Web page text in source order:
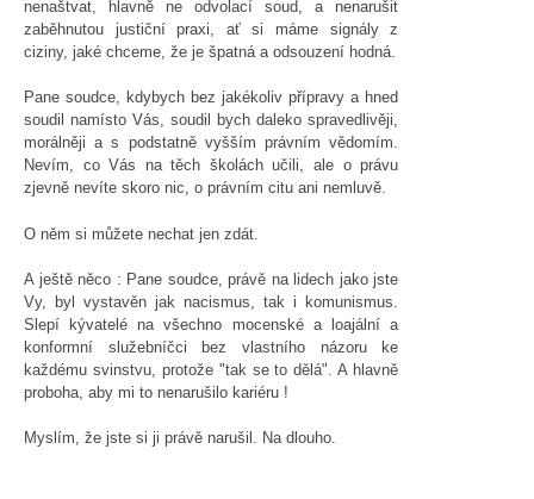
nenaštvat, hlavně ne odvolací soud, a nenarušit
zaběhnutou justiční praxi, ať si máme signály z
ciziny, jaké chceme, že je špatná a odsouzení hodná.
Pane soudce, kdybych bez jakékoliv přípravy a hned
soudil namísto Vás, soudil bych daleko spravedlivěji,
morálněji a s podstatně vyšším právním vědomím.
Nevím, co Vás na těch školách učili, ale o právu
zjevně nevíte skoro nic, o právním citu ani nemluvě.
O něm si můžete nechat jen zdát.
A ještě něco : Pane soudce, právě na lidech jako jste
Vy, byl vystavěn jak nacismus, tak i komunismus.
Slepí kývatelé na všechno mocenské a loajální a
konformní služebníčci bez vlastního názoru ke
každému svinstvu, protože "tak se to dělá". A hlavně
proboha, aby mi to nenarušilo kariéru !
Myslím, že jste si ji právě narušil. Na dlouho.